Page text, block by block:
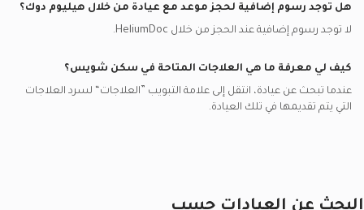
هل توجد رسوم إضافية لحجز موعد مع عيادة من خلال هيليوم دوك؟
لا توجد رسوم إضافية عند الحجز من خلال HeliumDoc.
كيف لي معرفة ما هي العلاجات المتاحة في سكن شويس؟
عندما تبحث عن عيادة، انتقل إلى علامة التبويب ”العلاجات“ لسرد العلاجات
التي يتم تقديمها في تلك العيادة.